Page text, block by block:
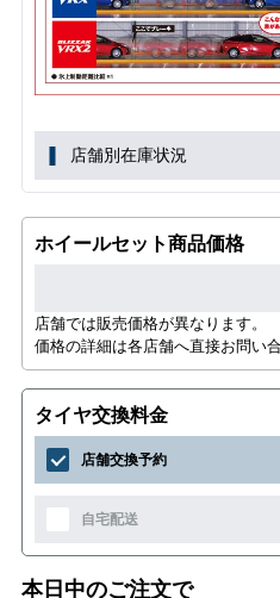
店舗別在庫状況
ホイールセット商品価格
店舗では販売価格が異なります。
価格の詳細は各店舗へ直接お問い
タイヤ交換料金
店舗交換予約
自宅配送
本日中のご注文で